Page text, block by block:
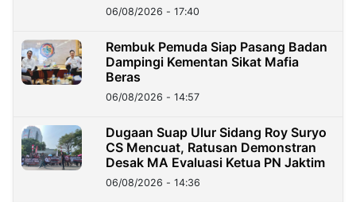
06/08/2026 - 17:40
Rembuk Pemuda Siap Pasang Badan
Dampingi Kementan Sikat Mafia
Beras
06/08/2026 - 14:57
Dugaan Suap Ulur Sidang Roy Suryo
CS Mencuat, Ratusan Demonstran
Desak MA Evaluasi Ketua PN Jaktim
06/08/2026 - 14:36